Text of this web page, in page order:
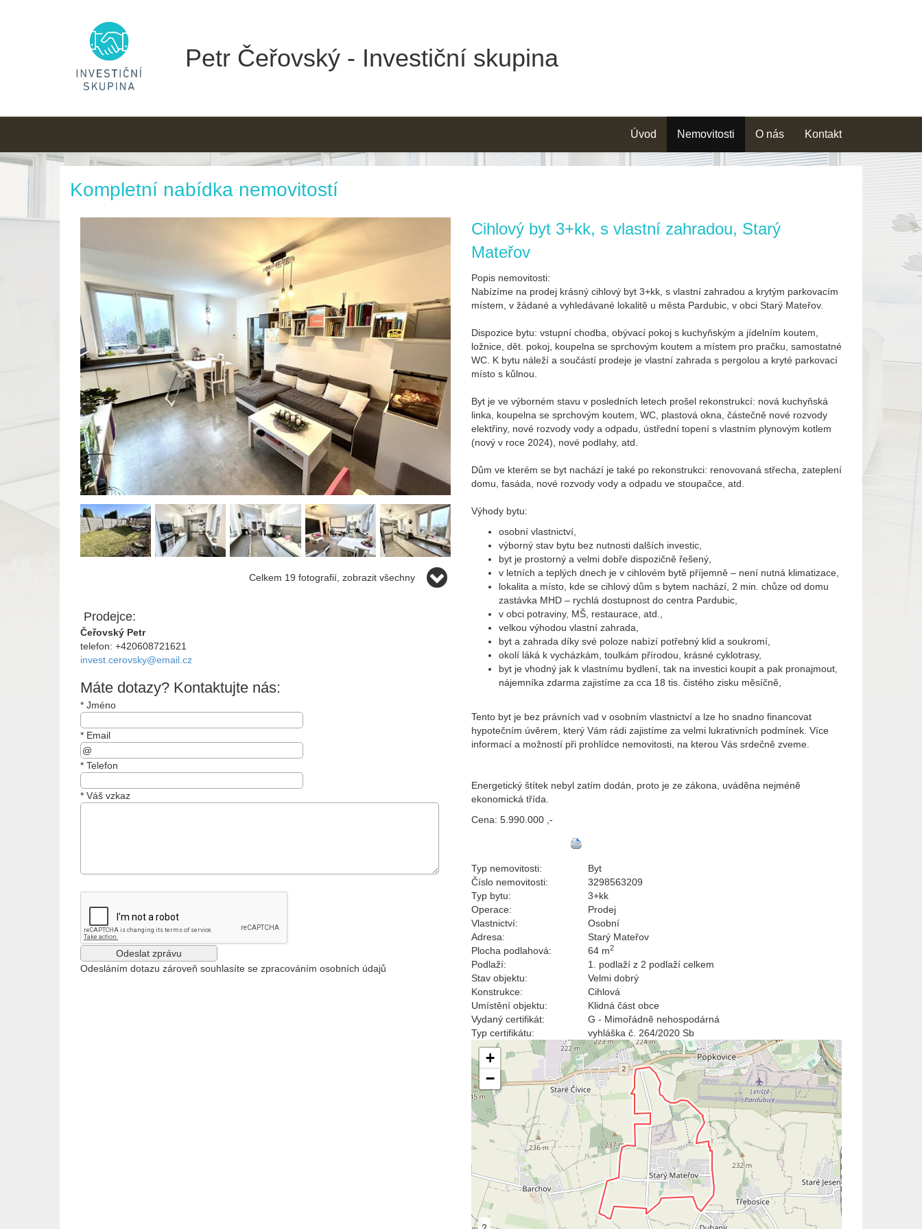
Petr Čeřovský - Investiční skupina
Úvod Nemovitosti O nás Kontakt
Kompletní nabídka nemovitostí
Celkem 19 fotografií, zobrazit všechny
Prodejce:
Čeřovský Petr
telefon: +420608721621
invest.cerovsky@email.cz
Máte dotazy? Kontaktujte nás:
* Jméno
* Email
* Telefon
* Váš vzkaz
Odesláním dotazu zároveň souhlasíte se zpracováním osobních údajů
Cihlový byt 3+kk, s vlastní zahradou, Starý
Mateřov
Popis nemovitosti:
Nabízíme na prodej krásný cihlový byt 3+kk, s vlastní zahradou a krytým parkovacím
místem, v žádané a vyhledávané lokalitě u města Pardubic, v obci Starý Mateřov.
Dispozice bytu: vstupní chodba, obývací pokoj s kuchyňským a jídelním koutem,
ložnice, dět. pokoj, koupelna se sprchovým koutem a místem pro pračku, samostatné
WC. K bytu náleží a součástí prodeje je vlastní zahrada s pergolou a kryté parkovací
místo s kůlnou.
Byt je ve výborném stavu v posledních letech prošel rekonstrukcí: nová kuchyňská
linka, koupelna se sprchovým koutem, WC, plastová okna, částečně nové rozvody
elektřiny, nové rozvody vody a odpadu, ústřední topení s vlastním plynovým kotlem
(nový v roce 2024), nové podlahy, atd.
Dům ve kterém se byt nachází je také po rekonstrukci: renovovaná střecha, zateplení
domu, fasáda, nové rozvody vody a odpadu ve stoupačce, atd.
Výhody bytu:
osobní vlastnictví,
výborný stav bytu bez nutnosti dalších investic,
byt je prostorný a velmi dobře dispozičně řešený,
v letních a teplých dnech je v cihlovém bytě příjemně – není nutná klimatizace,
lokalita a místo, kde se cihlový dům s bytem nachází, 2 min. chůze od domu
zastávka MHD – rychlá dostupnost do centra Pardubic,
v obci potraviny, MŠ, restaurace, atd.,
velkou výhodou vlastní zahrada,
byt a zahrada díky své poloze nabízí potřebný klid a soukromí,
okolí láká k vycházkám, toulkám přírodou, krásné cyklotrasy,
byt je vhodný jak k vlastnímu bydlení, tak na investici koupit a pak pronajmout,
nájemníka zdarma zajistíme za cca 18 tis. čistého zisku měsíčně,
Tento byt je bez právních vad v osobním vlastnictví a lze ho snadno financovat
hypotečním úvěrem, který Vám rádi zajistíme za velmi lukrativních podmínek. Více
informací a možností při prohlídce nemovitosti, na kterou Vás srdečně zveme.
Energetický štítek nebyl zatím dodán, proto je ze zákona, uváděna nejméně
ekonomická třída.
Cena: 5.990.000 ,-
Typ nemovitosti:
Byt
Číslo nemovitosti:
3298563209
Typ bytu:
3+kk
Operace:
Prodej
Vlastnictví:
Osobní
Adresa:
Starý Mateřov
Plocha podlahová:
64 m2
Podlaží:
1. podlaží z 2 podlaží celkem
Stav objektu:
Velmi dobrý
Konstrukce:
Cihlová
Umístění objektu:
Klidná část obce
Vydaný certifikát:
G - Mimořádně nehospodárná
Typ certifikátu:
vyhláška č. 264/2020 Sb
+
−